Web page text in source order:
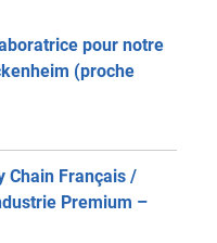
pour notre
(proche
Chain Français /
Premium –